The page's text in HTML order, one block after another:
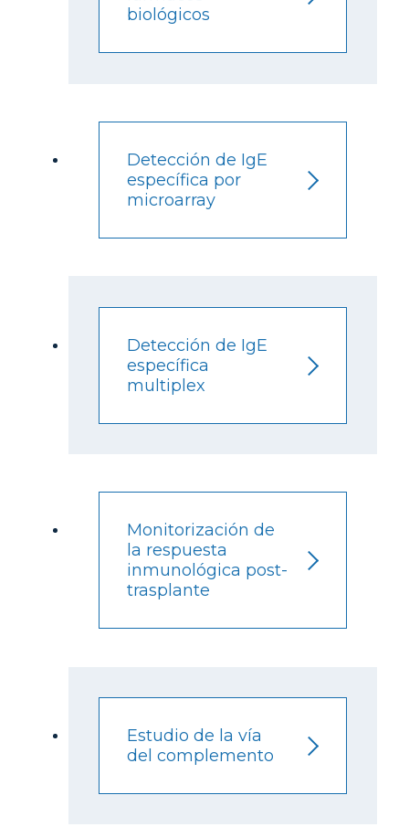
biológicos
Detección de IgE
específica por
microarray
Detección de IgE
específica
multiplex
Monitorización de
la respuesta
inmunológica post-
trasplante
Estudio de la vía
del complemento